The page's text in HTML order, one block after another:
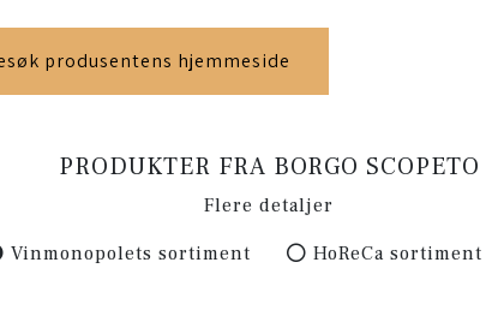
produsentens hjemmeside
PRODUKTER FRA BORGO SCOPETO
Flere detaljer
Vinmonopolets sortiment
HoReCa sortiment